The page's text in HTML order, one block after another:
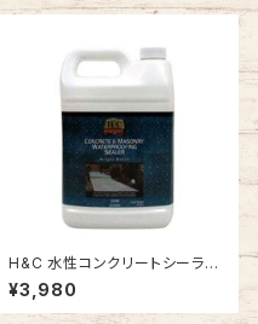
H&C 水性コンクリートシーラー
#SEALW-1
¥3,980